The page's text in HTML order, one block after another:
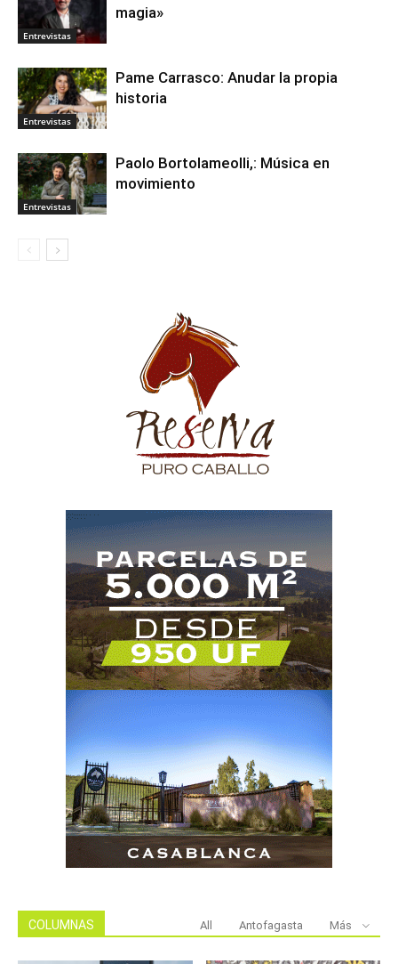
Entrevistas
magia»
Entrevistas
Pame Carrasco: Anudar la propia
historia
Entrevistas
Paolo Bortolameolli,: Música en
movimiento
COLUMNAS All Antofagasta Más